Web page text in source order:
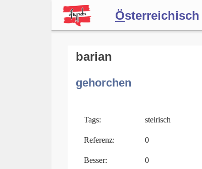
Österreichisch
Forum
Blog
barian
gehorchen
Tags: steirisch
Referenz: 0
Besser: 0